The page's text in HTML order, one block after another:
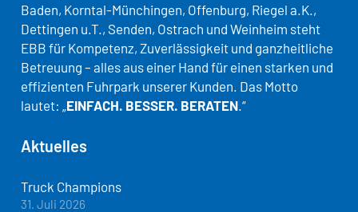
Baden, Korntal-Münchingen, Offenburg, Riegel a.K.,
Dettingen u.T., Senden, Ostrach und Weinheim steht
EBB für Kompetenz, Zuverlässigkeit und ganzheitliche
Betreuung – alles aus einer Hand für einen starken und
effizienten Fuhrpark unserer Kunden. Das Motto
lautet: „ EINFACH. BESSER. BERATEN.“
Aktuelles
Truck Champions
31. Juli 2026